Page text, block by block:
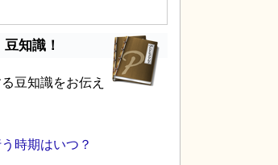
知識！
豆知識をお伝え
時期はいつ？